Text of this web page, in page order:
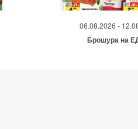
06.08.2026 -
Брошура на